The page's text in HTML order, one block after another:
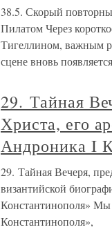
38.5. Скорый
Пилатом Через
Тигеллином, важным
сцене вновь появляется
29. Тайная
Христа, его
Андроника I
29. Тайная Вечеря,
византийской
Константинополя» Мы
Константинополя»,